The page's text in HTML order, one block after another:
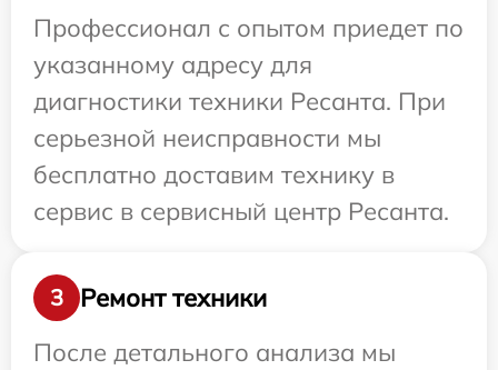
Профессионал с опытом приедет по
указанному адресу для
диагностики техники Ресанта. При
серьезной неисправности мы
бесплатно доставим технику в
сервис в сервисный центр Ресанта.
3
Ремонт техники
После детального анализа мы